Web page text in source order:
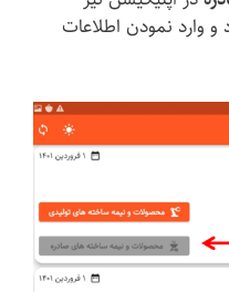
وارد نمودن اطلاعات